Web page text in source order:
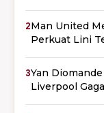
2Man United
Perkuat Lini
3Yan
Liverpool